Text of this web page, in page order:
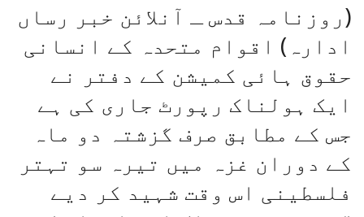
(روزنامہ قدس ـ آنلائن خبر رساں
ادارہ) اقوام متحدہ کے انسانی
حقوق ہائی کمیشن کے دفتر نے
ایک ہولناک رپورٹ جاری کی ہے
جس کے مطابق صرف گزشتہ دو ماہ
کے دوران غزہ میں تیرہ سو تہتر
فلسطینی اس وقت شہید کر دیے